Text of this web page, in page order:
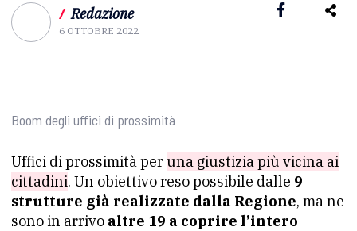
/ Redazione
6 OTTOBRE 2022
Boom degli uffici di prossimità
Uffici di prossimità peruna giustizia più vicina ai
cittadini. Un obiettivo reso possibile dalle 9
strutture già realizzate dalla Regione, ma ne
sono in arrivo altre 19 a coprire l’intero